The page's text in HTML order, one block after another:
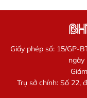
Giấy phép số: 15/GP-
ngày
Trụ sở chính: Số 22,